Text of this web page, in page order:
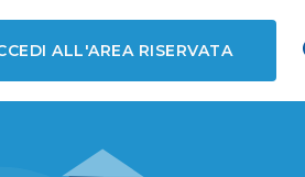
ALL'AREA RISERVATA